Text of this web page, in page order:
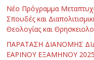
Νέο Πρόγραμμα
Σπουδές και
Θεολογίας και
ΠΑΡΑΤΑΣΗ ΔΙΑΝΟΜΗΣ
ΕΑΡΙΝΟΥ ΕΞΑΜΗΝΟΥ